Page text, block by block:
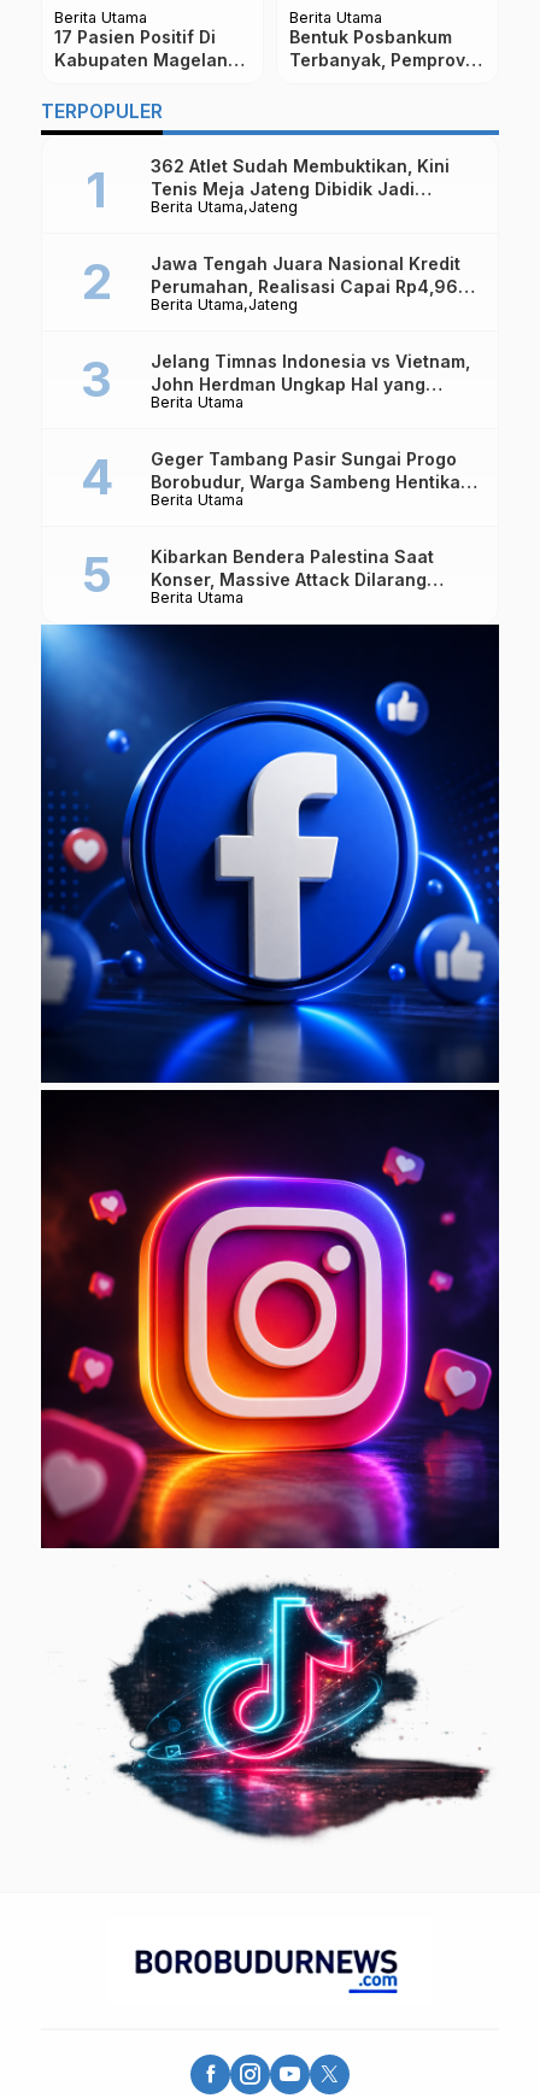
Berita Utama
17 Pasien Positif Di
Kabupaten Magelang
Terbarunya
Berita Utama
Bentuk Posbankum
Terbanyak, Pemprov
TERPOPULER
Berita Utama Jateng
362 Atlet Sudah Membuktikan, Kini
Tenis Meja Jateng Dibidik Jadi
Kekuatan Nasional
Berita Utama Jateng
Jawa Tengah Juara Nasional Kredit
Perumahan, Realisasi Capai Rp4,96
Triliun
Berita Utama
Jelang Timnas Indonesia vs Vietnam,
John Herdman Ungkap Hal yang
Dipertaruhkan
Berita Utama
Geger Tambang Pasir Sungai Progo
Borobudur, Warga Sambeng Hentikan
Alat Berat dan Usir Truk
Berita Utama
Kibarkan Bendera Palestina Saat
Konser, Massive Attack Dilarang
Masuk Singapura Lagi